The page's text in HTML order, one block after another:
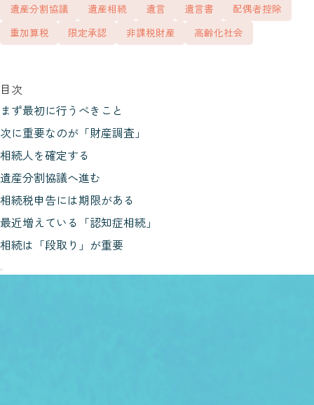
遺産分割協議
遺産相続 遺言 遺言書
配偶者控除
重加算税
限定承認 非課税財産 高齢化社会
目次
まず最初に行うべきこと
次に重要なのが「財産調査」
相続人を確定する
遺産分割協議へ進む
相続税申告には期限がある
最近増えている「認知症相続」
相続は「段取り」が重要